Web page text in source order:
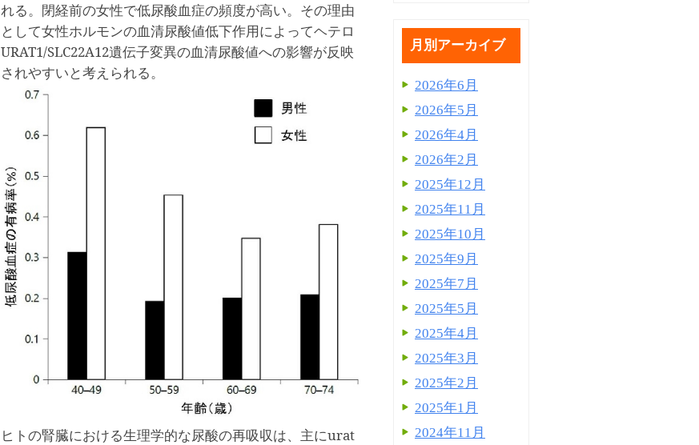
れる。閉経前の女性で低尿酸血症の頻度が高い。その理由
として女性ホルモンの血清尿酸値低下作用によってヘテロ
URAT1/SLC22A12遺伝子変異の血清尿酸値への影響が反映
されやすいと考えられる。
ヒトの腎臓における生理学的な尿酸の再吸収は、主にurat
月別アーカイブ
2026年6月
2026年5月
2026年4月
2026年2月
2025年12月
2025年11月
2025年10月
2025年9月
2025年7月
2025年5月
2025年4月
2025年3月
2025年2月
2025年1月
2024年11月